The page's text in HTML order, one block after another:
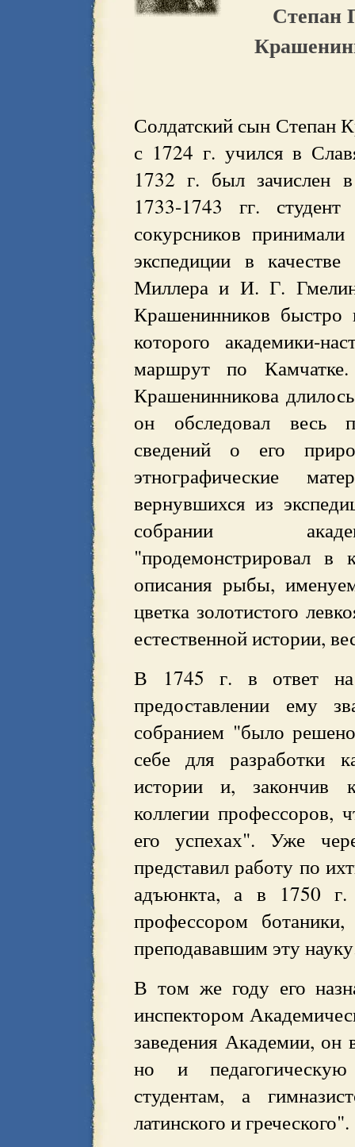
Степан
Солдатский сын Степан
с 1724 г. учился в
1732 г. был зачислен
1733-1743 гг.
сокурсников
экспедиции в
Миллера и И. Г.
Крашенинников
которого академики-
маршрут по Камчатке.
Крашенинникова
он обследовал весь
сведений о его
этнографические
вернувшихся из
собрании
"продемонстрировал в
описания рыбы,
цветка золотистого
естественной истории,
В 1745 г. в ответ на
предоставлении ему
собранием "было
себе для разработки
истории и, закончив
коллегии профессоров,
его успехах". Уже
представил работу по
адъюнкта, а в 1750
профессором
преподававшим эту
В том же году его
инспектором
заведения Академии, он
но и
студентам, а
латинского и греческого".